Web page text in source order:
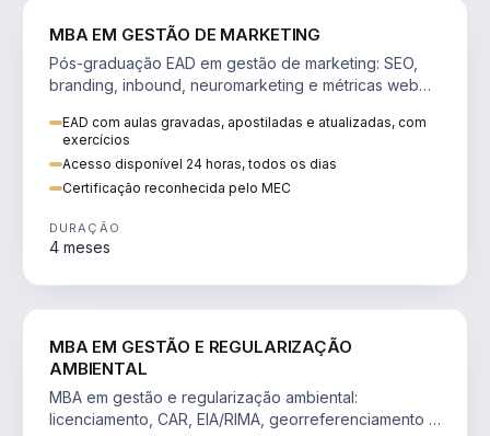
MBA EM GESTÃO DE MARKETING
Pós-graduação EAD em gestão de marketing: SEO,
branding, inbound, neuromarketing e métricas web
EAD com aulas gravadas, apostiladas e atualizadas, com
exercícios
Acesso disponível 24 horas, todos os dias
Certificação reconhecida pelo MEC
DURAÇÃO
4 meses
MBA EM GESTÃO E REGULARIZAÇÃO
AMBIENTAL
MBA em gestão e regularização ambiental:
licenciamento, CAR, EIA/RIMA, georreferenciamento e